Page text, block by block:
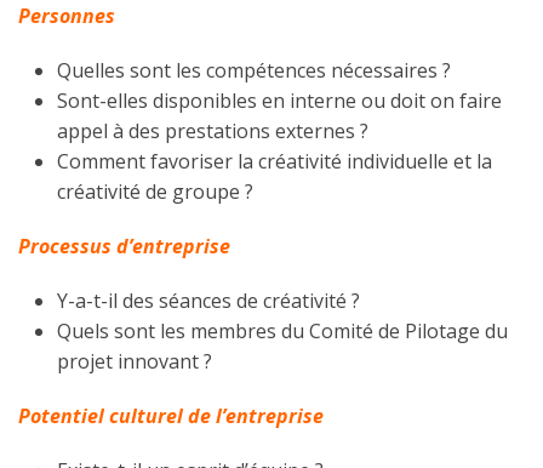
Personnes
Quelles sont les compétences nécessaires ?
Sont-elles disponibles en interne ou doit on faire
appel à des prestations externes ?
Comment favoriser la créativité individuelle et la
créativité de groupe ?
Processus d’entreprise
Y-a-t-il des séances de créativité ?
Quels sont les membres du Comité de Pilotage du
projet innovant ?
Potentiel culturel de l’entreprise